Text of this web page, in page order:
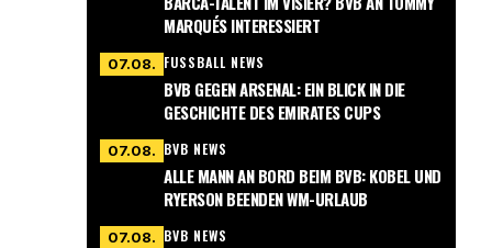
MARQUÉS INTERESSIERT
07.08. FUSSBALL NEWS
BVB GEGEN ARSENAL: EIN BLICK IN DIE
GESCHICHTE DES EMIRATES CUPS
07.08. BVB NEWS
ALLE MANN AN BORD BEIM BVB: KOBEL UND
RYERSON BEENDEN WM-URLAUB
07.08. BVB NEWS